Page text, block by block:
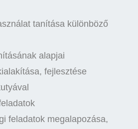
tanítása különböző
alapjai
fejlesztése
feladatok megalapozása,